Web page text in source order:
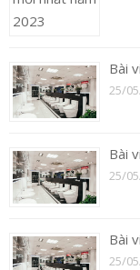
Bài
25/
Bài
25/
Bài
25/